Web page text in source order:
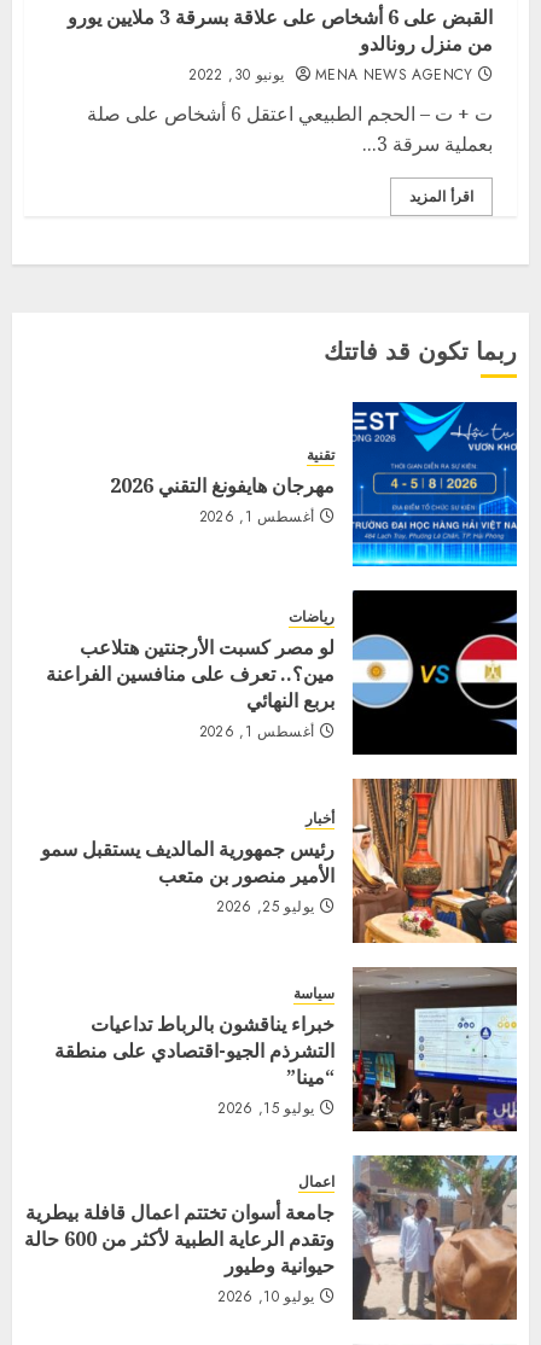
القبض على 6 أشخاص على علاقة بسرقة 3 ملايين يورو
من منزل رونالدو
MENA NEWS AGENCY يونيو 30, 2022
ت + ت – الحجم الطبيعي اعتقل 6 أشخاص على صلة
بعملية سرقة 3...
اقرأ المزيد
ربما تكون قد فاتتك
تقنية
مهرجان هايفونغ التقني 2026
أغسطس 1, 2026
رياضات
لو مصر كسبت الأرجنتين هتلاعب
مين؟.. تعرف على منافسين الفراعنة
بربع النهائي
أغسطس 1, 2026
أخبار
رئيس جمهورية المالديف يستقبل سمو
الأمير منصور بن متعب
يوليو 25, 2026
سياسة
خبراء يناقشون بالرباط تداعيات
التشرذم الجيو-اقتصادي على منطقة
“مينا”
يوليو 15, 2026
اعمال
جامعة أسوان تختتم اعمال قافلة بيطرية
وتقدم الرعاية الطبية لأكثر من 600 حالة
حيوانية وطيور
يوليو 10, 2026